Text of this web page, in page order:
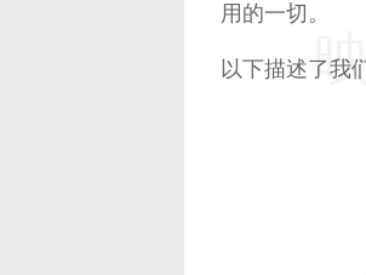
用的一切。
以下描述了我